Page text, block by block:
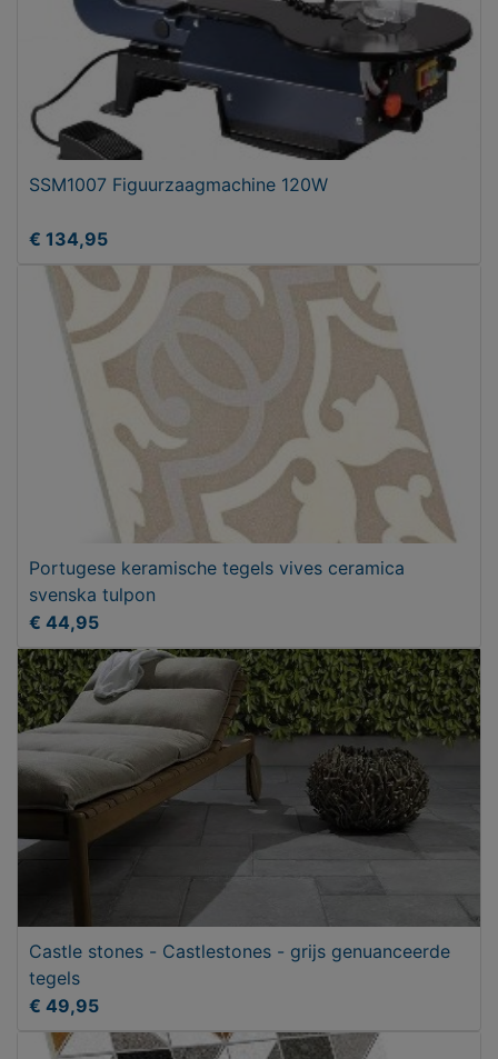
SSM1007 Figuurzaagmachine 120W
€ 134,95
Portugese keramische tegels vives ceramica
svenska tulpon
€ 44,95
Castle stones - Castlestones - grijs genuanceerde
tegels
€ 49,95